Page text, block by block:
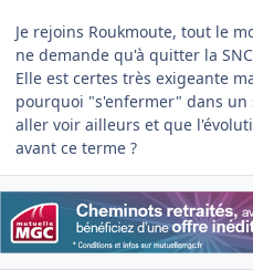
Je rejoins Roukmoute, tout le
ne demande qu'à quitter la
Elle est certes très exigeante
pourquoi "s'enfermer" dans
aller voir ailleurs et que
avant ce terme ?